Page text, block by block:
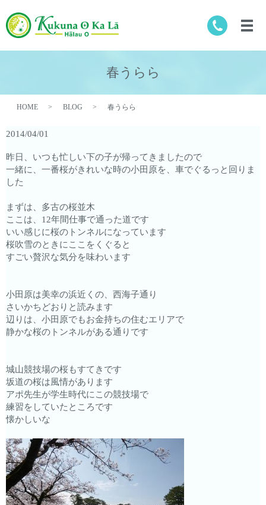
春うらら
HOME BLOG 春うらら
2014/04/01
昨日、いつも忙しい下の子が帰ってきましたので
一緒に、一番桜がきれいな時の小田原を、車でぐるっと回りま
した
まずは、多古の桜並木
ここは、12年間仕事で通った道です
いい感じに桜のトンネルになっています
桜吹雪のときにここをくぐると
すごい贅沢な気分を味わいます
小田原は美幸の浜近くの、西海子通り
さいかちどおりと読みます
辺りは、小田原でもお金持ちの住むエリアで
静かな桜のトンネルがある通りです
城山競技場の桜もすてきです
坂道の桜は風情があります
アポ先生が学生時代にこの競技場で
練習をしていたところです
懐かしいな